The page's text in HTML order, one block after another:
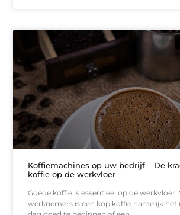
Koffiemachines op uw bedrijf – De
koffie op de werkvloer
Goede koffie is essentieel op de werkvloer.
werknemers is een kop koffie namelijk